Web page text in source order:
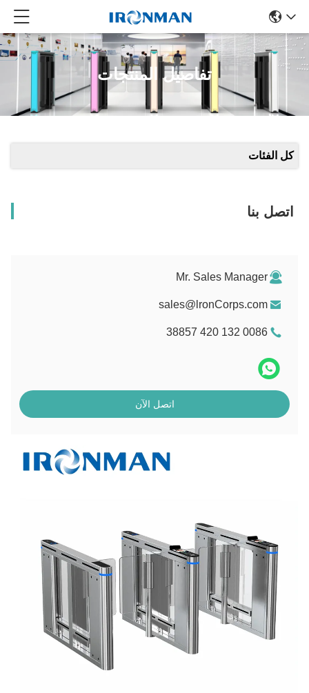
تفاصيل المنتجات
كل الفئات
اتصل بنا
Mr. Sales Manager
sales@lronCorps.com
0086 132 420 38857
اتصل الآن